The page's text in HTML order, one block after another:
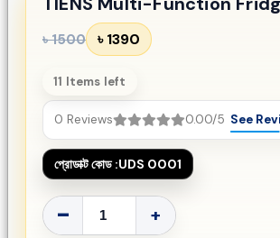
৳ 1500 ৳ 1390
11 Items left
0 Reviews 0.00/5 See
প্রোডাক্ট কোড :UDS 0001
- +